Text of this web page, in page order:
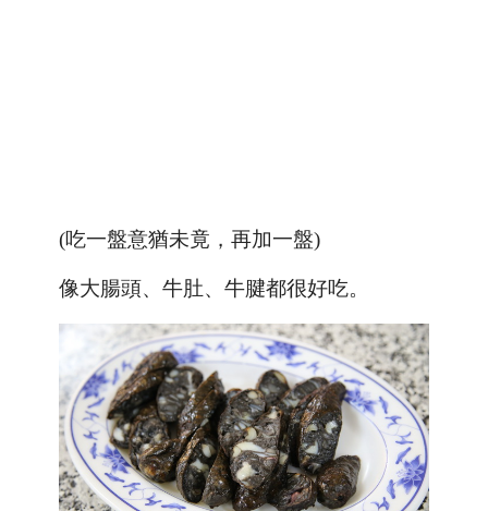
(吃一盤意猶未竟，再加一盤)
像大腸頭、牛肚、牛腱都很好吃。